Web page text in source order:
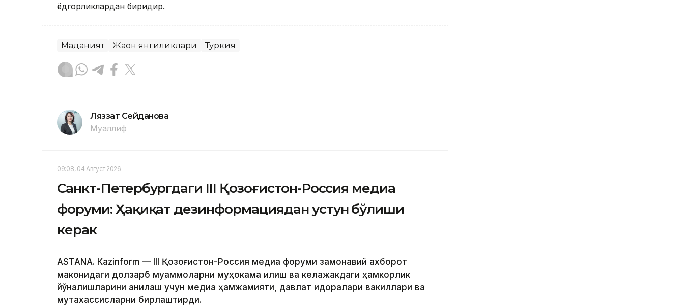
ёдгорликлардан биридир.
Маданият Жаҳон янгиликлари Туркия
Ляззат Сейданова
Муаллиф
09:08, 04 Август 2026
Санкт-Петербургдаги III Қозоғистон-Россия медиа
форуми: Ҳақиқат дезинформациядан устун бўлиши
керак
ASTANА. Кazinform — III Қозоғистон-Россия медиа форуми замонавий ахборот
маконидаги долзарб муаммоларни муҳокама қилиш ва келажакдаги ҳамкорлик
йўналишларини аниқлаш учун медиа ҳамжамияти, давлат идоралари вакиллари ва
мутахассисларни бирлаштирди.